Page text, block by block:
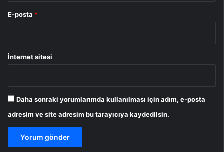
E-posta *
İnternet sitesi
Daha sonraki yorumlarımda kullanılması için adım, e-posta
adresim ve site adresim bu tarayıcıya kaydedilsin.